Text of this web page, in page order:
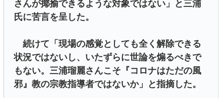
さんが揶揄できるような対象ではない」と三浦
氏に苦言を呈した。
続けて「現場の感覚としても全く解除できる
状況ではないし、いたずらに世論を煽るべきで
もない。三浦瑠麗さんこそ『コロナはただの風
邪』教の宗教指導者ではないか」と指摘した。